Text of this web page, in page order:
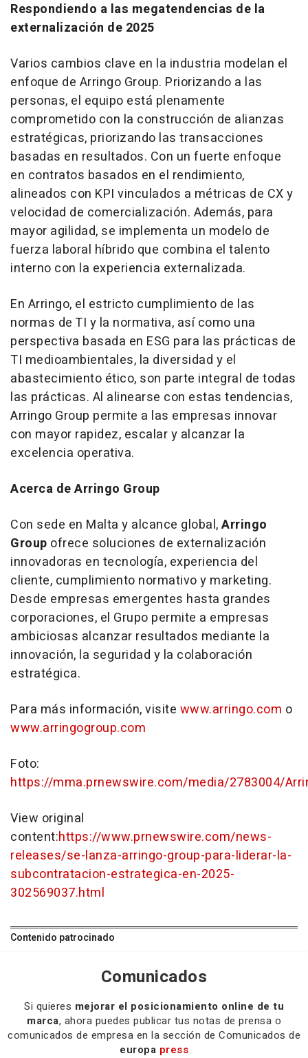
Respondiendo a las megatendencias de la
externalización de 2025
Varios cambios clave en la industria modelan el
enfoque de Arringo Group. Priorizando a las
personas, el equipo está plenamente
comprometido con la construcción de alianzas
estratégicas, priorizando las transacciones
basadas en resultados. Con un fuerte enfoque
en contratos basados en el rendimiento,
alineados con KPI vinculados a métricas de CX y
velocidad de comercialización. Además, para
mayor agilidad, se implementa un modelo de
fuerza laboral híbrido que combina el talento
interno con la experiencia externalizada.
En Arringo, el estricto cumplimiento de las
normas de TI y la normativa, así como una
perspectiva basada en ESG para las prácticas de
TI medioambientales, la diversidad y el
abastecimiento ético, son parte integral de todas
las prácticas. Al alinearse con estas tendencias,
Arringo Group permite a las empresas innovar
con mayor rapidez, escalar y alcanzar la
excelencia operativa.
Acerca de Arringo Group
Con sede en Malta y alcance global,Arringo
Group ofrece soluciones de externalización
innovadoras en tecnología, experiencia del
cliente, cumplimiento normativo y marketing.
Desde empresas emergentes hasta grandes
corporaciones, el Grupo permite a empresas
ambiciosas alcanzar resultados mediante la
innovación, la seguridad y la colaboración
estratégica.
Para más información, visite www.arringo.com o
www.arringogroup.com
Foto:
https://mma.prnewswire.com/media/2783004/
View original
content:https://www.prnewswire.com/news-
releases/se-lanza-arringo-group-para-liderar-la-
subcontratacion-estrategica-en-2025-
302569037.html
Contenido patrocinado
Comunicados
Si quieres mejorar el posicionamiento online de tu
marca, ahora puedes publicar tus notas de prensa o
comunicados de empresa en la sección de Comunicados de
europa press